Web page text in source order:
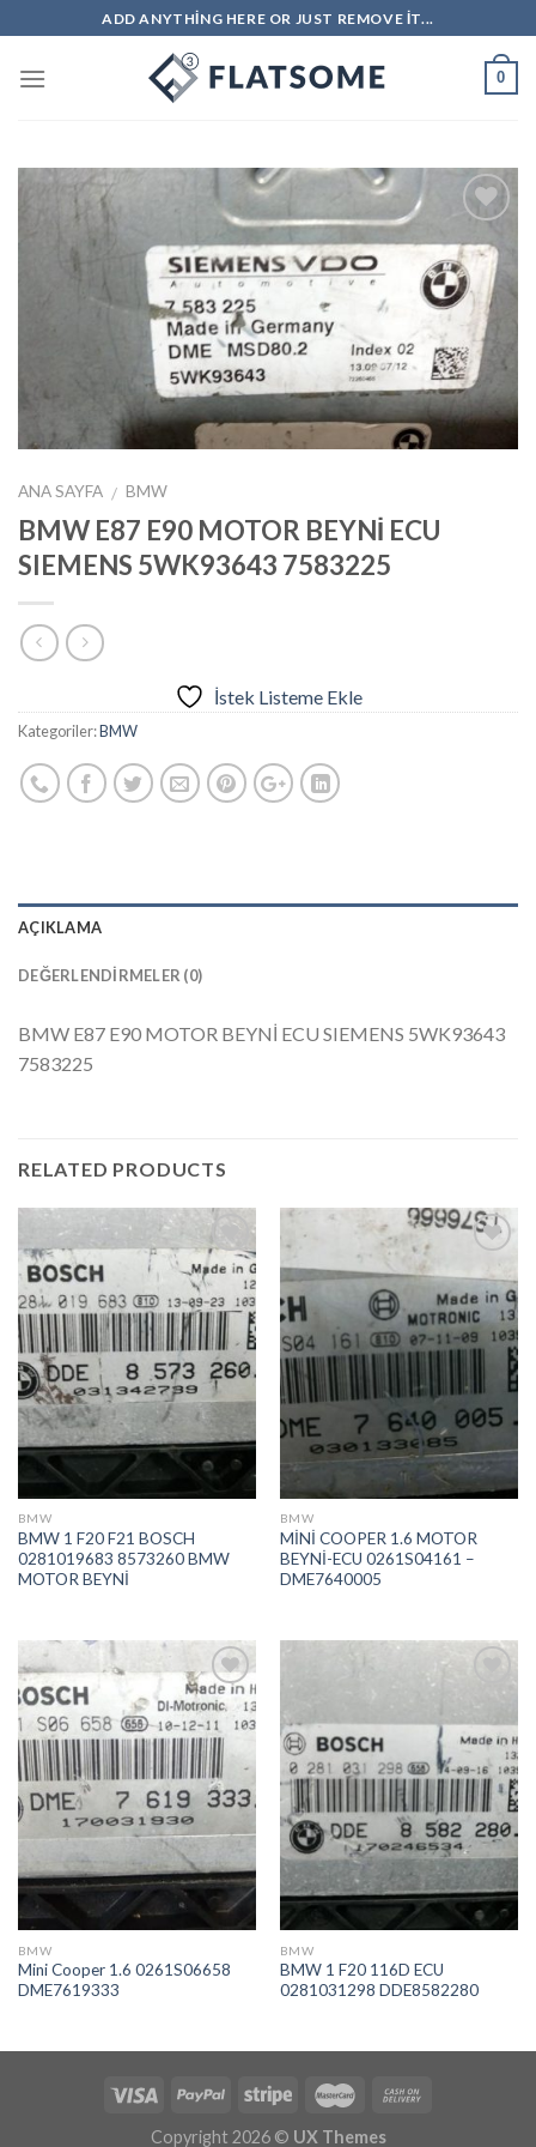
to
content
ADD ANYTHING HERE OR JUST REMOVE IT...
0
İstek
Listeme
Ekle
ANA SAYFA / BMW
BMW E87 E90 MOTOR BEYNİ ECU
SIEMENS 5WK93643 7583225
İstek Listeme Ekle
Kategoriler:BMW
AÇIKLAMA
DEĞERLENDIRMELER (0)
BMW E87 E90 MOTOR BEYNİ ECU SIEMENS 5WK93643
7583225
RELATED PRODUCTS
İstek
Listeme
Ekle
BMW
BMW 1 F20 F21 BOSCH
0281019683 8573260 BMW
MOTOR BEYNİ
İstek
Listeme
Ekle
BMW
MİNİ COOPER 1.6 MOTOR
BEYNİ-ECU 0261S04161 –
DME7640005
İstek
Listeme
Ekle
BMW
Mini Cooper 1.6 0261S06658
DME7619333
İstek
Listeme
Ekle
BMW
BMW 1 F20 116D ECU
0281031298 DDE8582280
Copyright 2026 © UX Themes